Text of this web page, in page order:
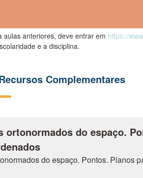
aulas anteriores, deve entrar em https://
e a disciplina.
Complementares
ortonormados do espaço.
do espaço. Pontos. Planos